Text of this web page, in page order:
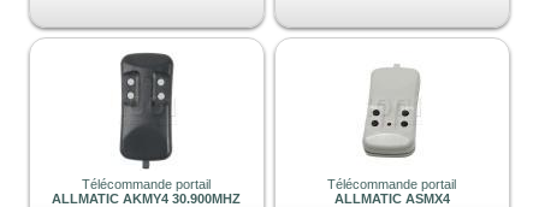
Télécommande portail
ALLMATIC AKMY4 30.900MHZ
Télécommande portail
ALLMATIC ASMX4